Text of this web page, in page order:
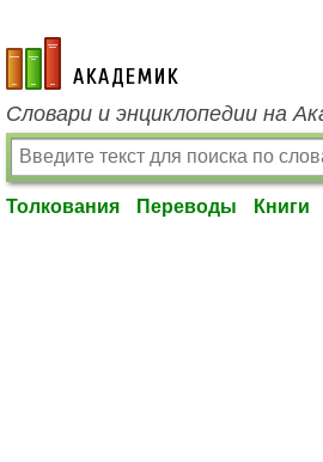
academic.ru
Словари и энциклопедии на
Толкования Переводы Книги